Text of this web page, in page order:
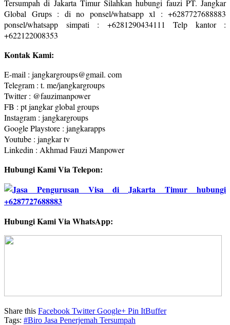
Tersumpah di Jakarta Timur Silahkan hubungi fauzi PT. Jangkar
Global Grups : di no ponsel/whatsapp xl : +6287727688883
ponsel/whatsapp simpati : +6281290434111 Telp kantor :
+622122008353
Kontak Kami:
E-mail : jangkargroups@gmail. com
Telegram : t. me/jangkargroups
Twitter : @fauzimanpower
FB : pt jangkar global groups
Instagram : jangkargroups
Google Playstore : jangkarapps
Youtube : jangkar tv
Linkedin : Akhmad Fauzi Manpower
Hubungi Kami Via Telepon:
Hubungi Kami Via WhatsApp:
Share this Facebook TwitterGoogle+ Pin ItBuffer
Tags: #Biro Jasa Penerjemah Tersumpah